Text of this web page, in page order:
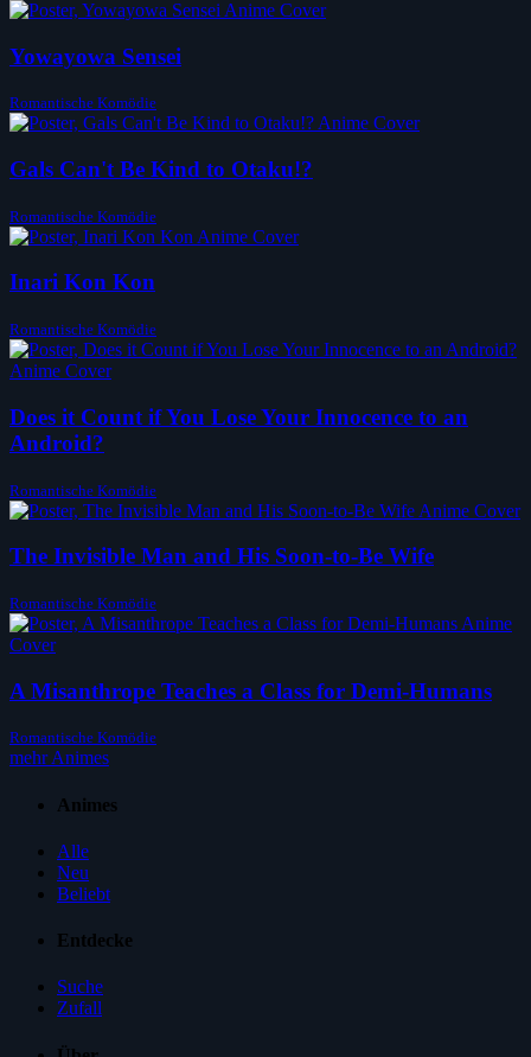
Yowayowa Sensei
Romantische Komödie
Gals Can't Be Kind to Otaku!?
Romantische Komödie
Inari Kon Kon
Romantische Komödie
Does it Count if You Lose Your Innocence to an
Android?
Romantische Komödie
The Invisible Man and His Soon-to-Be Wife
Romantische Komödie
A Misanthrope Teaches a Class for Demi-Humans
Romantische Komödie
mehr Animes
Animes
Alle
Neu
Beliebt
Entdecke
Suche
Zufall